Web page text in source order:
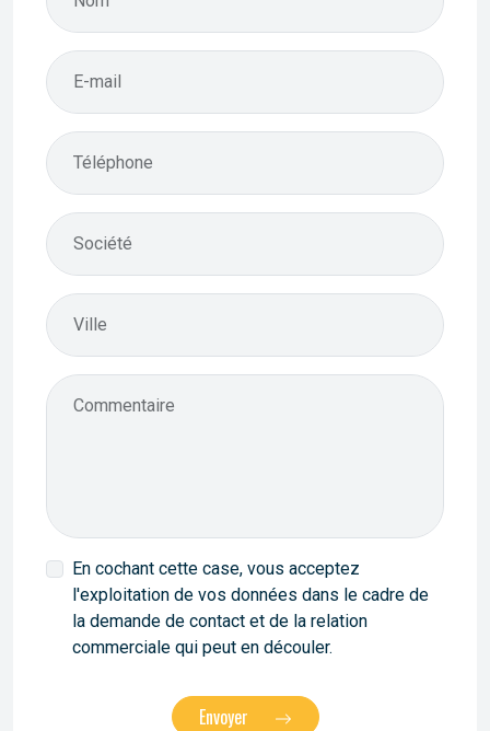
E-mail
Téléphone
Société
Ville
Commentaire
En cochant cette case, vous acceptez
l'exploitation de vos données dans le cadre de
la demande de contact et de la relation
commerciale qui peut en découler.
Envoyer